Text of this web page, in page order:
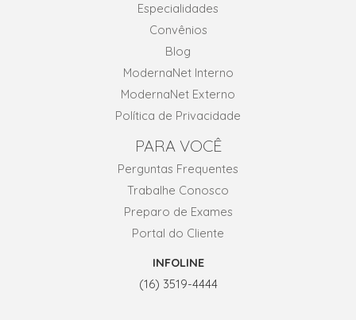
Especialidades
Convênios
Blog
ModernaNet Interno
ModernaNet Externo
Política de Privacidade
PARA VOCÊ
Perguntas Frequentes
Trabalhe Conosco
Preparo de Exames
Portal do Cliente
INFOLINE
(16) 3519-4444